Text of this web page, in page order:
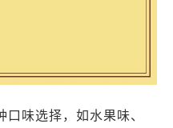
味选择，如水果味、